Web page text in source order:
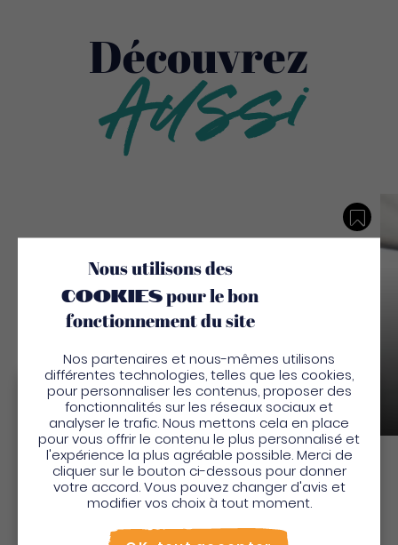
Découvrez
Aussi
Jumbo Car
Location voitureTransport en commun
Découvrir
Bienvenue en Martinique
Pour profiter de votre séjour et trouver des
activités en quelques clics, activez le mode “sur
place”.
Utiliser le mode surplace
Nous utilisons des
cookiespour le bon
fonctionnement du site
Nos partenaires et nous-mêmes utilisons
différentes technologies, telles que les cookies,
pour personnaliser les contenus, proposer des
fonctionnalités sur les réseaux sociaux et
analyser le trafic. Nous mettons cela en place
pour vous offrir le contenu le plus personnalisé et
l'expérience la plus agréable possible. Merci de
cliquer sur le bouton ci-dessous pour donner
votre accord. Vous pouvez changer d'avis et
modifier vos choix à tout moment.